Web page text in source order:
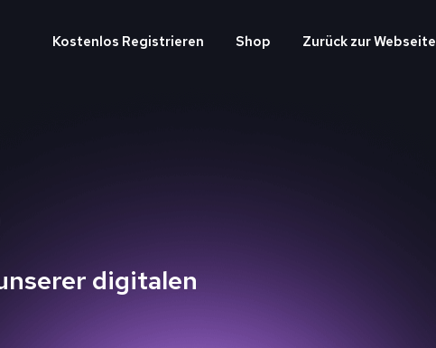
Kostenlos Registrieren Shop Zurück zur Webseite
digitalen